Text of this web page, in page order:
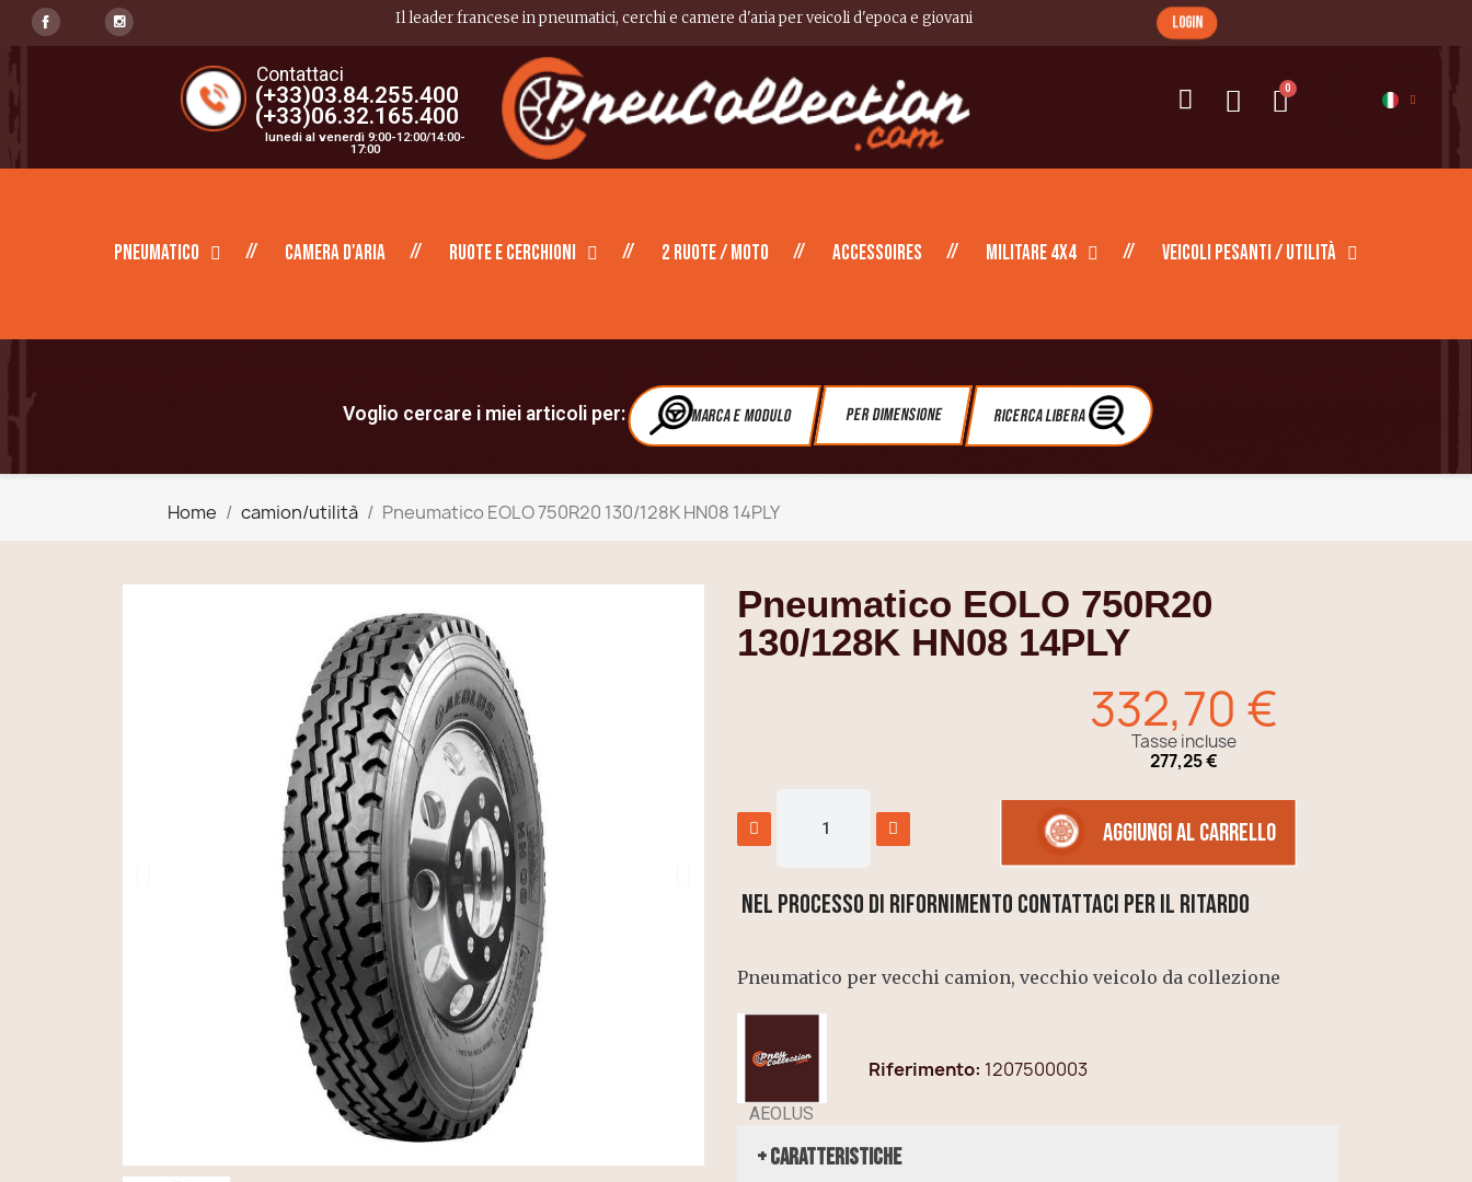
Il leader francese in pneumatici, cerchi e camere d'aria per veicoli d'epoca e giovani login
Contattaci
(+33)03.84.255.400
(+33)06.32.165.400
lunedi al venerdì 9:00-12:00/14:00-
17:00
Pneumatico Camera d'aria Ruote e cerchioni 2 ruote / moto Accessoires Militare 4X4 Veicoli pesanti / Utilità
Voglio cercare i miei articoli per: Marca e modulo Per dimensione Ricerca libera
Home camion/utilità Pneumatico EOLO 750R20 130/128K HN08 14PLY
Pneumatico EOLO 750R20
130/128K HN08 14PLY
332,70 €
Tasse incluse
277,25 €
Aggiungi al carrello
Nel processo di rifornimento contattaci per il ritardo
Pneumatico per vecchi camion, vecchio veicolo da collezione
AEOLUS
Riferimento 1207500003
+ Caratteristiche